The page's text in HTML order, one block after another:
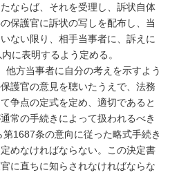
ならば、それを受理し、訴状自体
保護官に訴状の写しを配布し、当
ない限り、相手当事者に、訴えに
に表明するよう定める。
他方当事者に自分の考えを示すよう
護官の意見を聴いたうえで、法務
争点の定式を定め、適切であると
常の手続きによって扱われるべき
1687条の意向に従った略式手続き
めなければならない。この決定書
に直ちに知らされなければならな